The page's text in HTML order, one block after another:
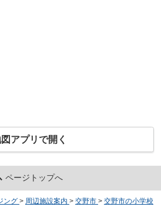
アプリで開く
ページトップへ
ング > 周辺施設案内 > 交野市 > 交野市の小学校